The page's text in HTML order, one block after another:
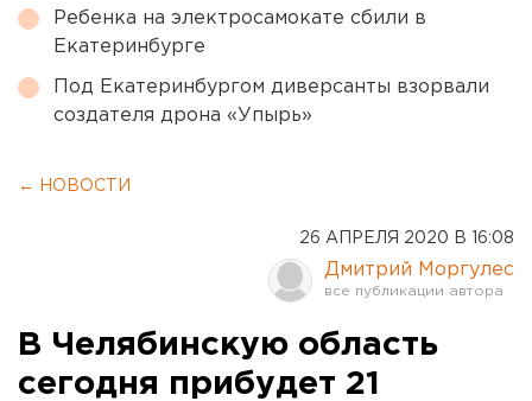
Ребенка на электросамокате сбили в
Екатеринбурге
Под Екатеринбургом диверсанты взорвали
создателя дрона «Упырь»
← НОВОСТИ
26 АПРЕЛЯ 2020 В 16:08
Дмитрий Моргулес
В Челябинскую область
сегодня прибудет 21